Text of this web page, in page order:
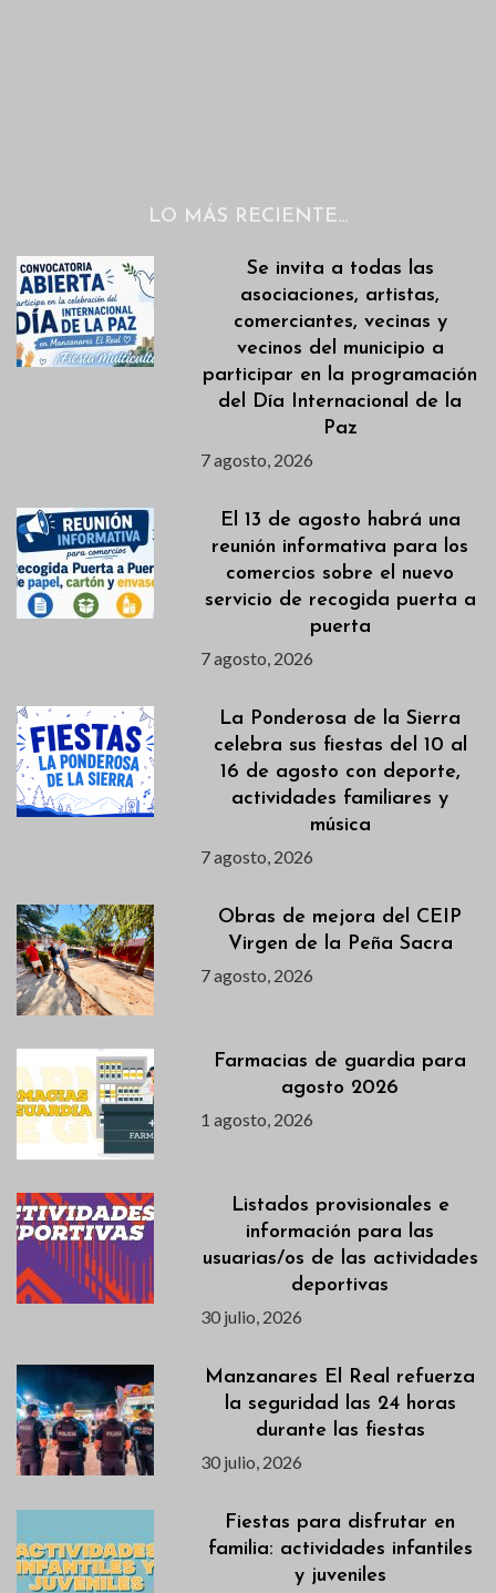
LO MÁS RECIENTE…
Se invita a todas las
asociaciones, artistas,
comerciantes, vecinas y
vecinos del municipio a
participar en la programación
del Día Internacional de la
Paz
7 agosto, 2026
El 13 de agosto habrá una
reunión informativa para los
comercios sobre el nuevo
servicio de recogida puerta a
puerta
7 agosto, 2026
La Ponderosa de la Sierra
celebra sus fiestas del 10 al
16 de agosto con deporte,
actividades familiares y
música
7 agosto, 2026
Obras de mejora del CEIP
Virgen de la Peña Sacra
7 agosto, 2026
Farmacias de guardia para
agosto 2026
1 agosto, 2026
Listados provisionales e
información para las
usuarias/os de las actividades
deportivas
30 julio, 2026
Manzanares El Real refuerza
la seguridad las 24 horas
durante las fiestas
30 julio, 2026
Fiestas para disfrutar en
familia: actividades infantiles
y juveniles